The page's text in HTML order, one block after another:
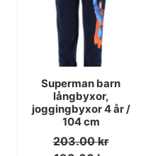
Superman barn
långbyxor,
joggingbyxor 4 år /
104 cm
203.00kr